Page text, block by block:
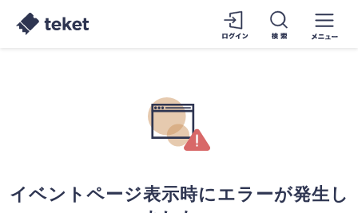
イベントページ表示時にエラーが発生し